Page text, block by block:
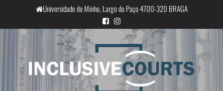
o
conteúdo
Universidade do Minho, Largo do Paço 4700-320 BRAGA